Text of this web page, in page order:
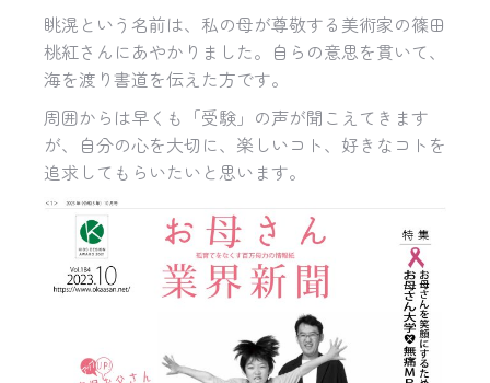
眺滉という名前は、私の母が尊敬する美術家の篠田
桃紅さんにあやかりました。自らの意思を貫いて、
海を渡り書道を伝えた方です。
周囲からは早くも「受験」の声が聞こえてきます
が、自分の心を大切に、楽しいコト、好きなコトを
追求してもらいたいと思います。